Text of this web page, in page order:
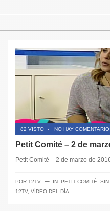
82 VISTO - NO HAY
Petit Comité – 2 de
Petit Comité – 2 de marzo de
POR 12TV ─ IN: PETIT COMITÉ SIN
12TV, VÍDEO DEL DÍA